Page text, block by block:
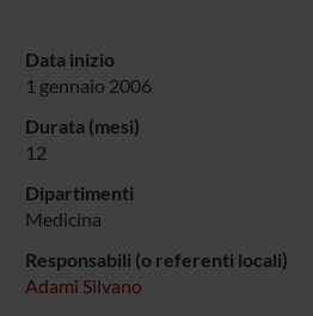
Data inizio
1 gennaio 2006
Durata (mesi)
12
Dipartimenti
Medicina
Responsabili (o referenti locali)
Adami Silvano